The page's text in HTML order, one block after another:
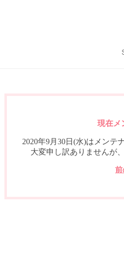
現在メ
2020年9月30日(水)はメンテ
大変申し訳ありませんが
前